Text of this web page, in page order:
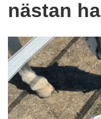
nästan